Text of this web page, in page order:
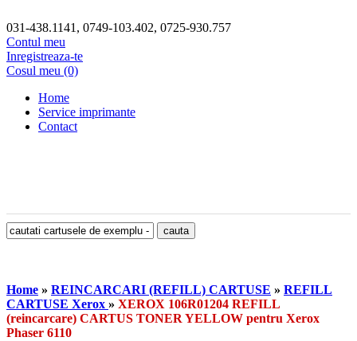
031-438.1141, 0749-103.402, 0725-930.757
Contul meu
Inregistreaza-te
Cosul meu (0)
Home
Service imprimante
Contact
Home » REINCARCARI (REFILL) CARTUSE » REFILL
CARTUSE Xerox » XEROX 106R01204 REFILL
(reincarcare) CARTUS TONER YELLOW pentru Xerox
Phaser 6110